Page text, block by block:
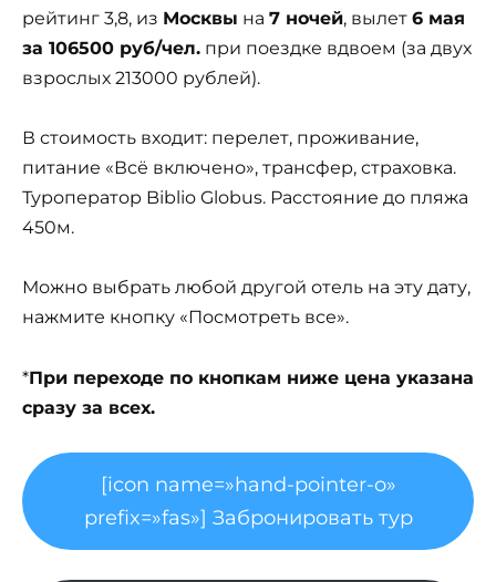
рейтинг 3,8, из Москвы на 7 ночей, вылет 6 мая
за 106500 руб/чел. при поездке вдвоем (за двух
взрослых 213000 рублей).
В стоимость входит: перелет, проживание,
питание «Всё включено», трансфер, страховка.
Туроператор Biblio Globus. Расстояние до пляжа
450м.
Можно выбрать любой другой отель на эту дату,
нажмите кнопку «Посмотреть все».
*При переходе по кнопкам ниже цена указана
сразу за всех.
[icon name=»hand-pointer-o»
prefix=»fas»] Забронировать тур